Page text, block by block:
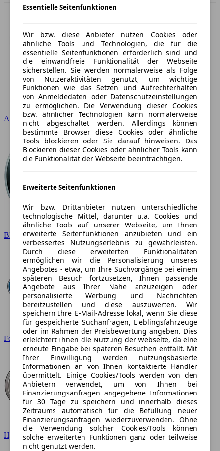
Audi
BMW
Ford
Hyundai
Essentielle Seitenfunktionen
Wir bzw. diese Anbieter nutzen Cookies oder
ähnliche Tools und Technologien, die für die
essentielle Seitenfunktionen erforderlich sind und
die einwandfreie Funktionalität der Webseite
sicherstellen. Sie werden normalerweise als Folge
von Nutzeraktivitäten genutzt, um wichtige
Funktionen wie das Setzen und Aufrechterhalten
von Anmeldedaten oder Datenschutzeinstellungen
zu ermöglichen. Die Verwendung dieser Cookies
bzw. ähnlicher Technologien kann normalerweise
nicht abgeschaltet werden. Allerdings können
bestimmte Browser diese Cookies oder ähnliche
Tools blockieren oder Sie darauf hinweisen. Das
Blockieren dieser Cookies oder ähnlicher Tools kann
die Funktionalität der Webseite beeinträchtigen.
Erweiterte Seitenfunktionen
Wir bzw. Drittanbieter nutzen unterschiedliche
technologische Mittel, darunter u.a. Cookies und
ähnliche Tools auf unserer Webseite, um Ihnen
erweiterte Seitenfunktionen anzubieten und ein
verbessertes Nutzungserlebnis zu gewährleisten.
Durch diese erweiterten Funktionalitäten
ermöglichen wir die Personalisierung unseres
Angebotes - etwa, um Ihre Suchvorgänge bei einem
späteren Besuch fortzusetzen, Ihnen passende
Angebote aus Ihrer Nähe anzuzeigen oder
personalisierte Werbung und Nachrichten
bereitzustellen und diese auszuwerten. Wir
speichern Ihre E-Mail-Adresse lokal, wenn Sie diese
für gespeicherte Suchanfragen, Lieblingsfahrzeuge
oder im Rahmen der Preisbewertung angeben. Dies
erleichtert Ihnen die Nutzung der Webseite, da eine
erneute Eingabe bei späteren Besuchen entfällt. Mit
Ihrer Einwilligung werden nutzungsbasierte
Informationen an von Ihnen kontaktierte Händler
übermittelt. Einige Cookies/Tools werden von den
Anbietern verwendet, um von Ihnen bei
Finanzierungsanfragen angegebene Informationen
für 30 Tage zu speichern und innerhalb dieses
Zeitraums automatisch für die Befüllung neuer
Finanzierungsanfragen wiederzuverwenden. Ohne
die Verwendung solcher Cookies/Tools können
solche erweiterten Funktionen ganz oder teilweise
nicht genutzt werden.